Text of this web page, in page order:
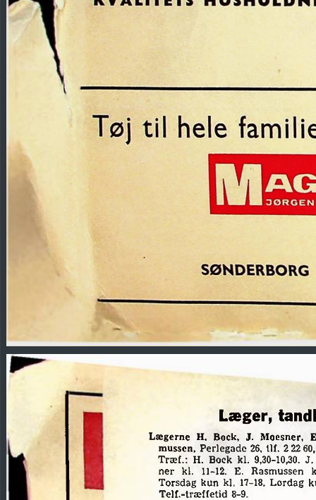
Læger,
Lægerne H. Bock, J. Moesner,
mussen. Perlegade 26, Uf. 2 22 60,
Træf.: H. Bock kl. 9,30-10,30.
J.
ner
kl. 11-12. E. Rasmussen
Torsdag kun kl. 17-18. Lordag
Telf.-træffetid 8-9.